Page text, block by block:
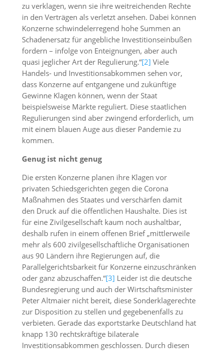
zu verklagen, wenn sie ihre weitreichenden Rechte
in den Verträgen als verletzt ansehen. Dabei können
Konzerne schwindelerregend hohe Summen an
Schadenersatz für angebliche Investitionseinbußen
fordern – infolge von Enteignungen, aber auch
quasi jeglicher Art der Regulierung.“[2] Viele
Handels- und Investitionsabkommen sehen vor,
dass Konzerne auf entgangene und zukünftige
Gewinne Klagen können, wenn der Staat
beispielsweise Märkte reguliert. Diese staatlichen
Regulierungen sind aber zwingend erforderlich, um
mit einem blauen Auge aus dieser Pandemie zu
kommen.
Genug ist nicht genug
Die ersten Konzerne planen ihre Klagen vor
privaten Schiedsgerichten gegen die Corona
Maßnahmen des Staates und verschärfen damit
den Druck auf die öffentlichen Haushalte. Dies ist
für eine Zivilgesellschaft kaum noch aushaltbar,
deshalb rufen in einem offenen Brief „mittlerweile
mehr als 600 zivilgesellschaftliche Organisationen
aus 90 Ländern ihre Regierungen auf, die
Parallelgerichtsbarkeit für Konzerne einzuschränken
oder ganz abzuschaffen.“[3] Leider ist die deutsche
Bundesregierung und auch der Wirtschaftsminister
Peter Altmaier nicht bereit, diese Sonderklagerechte
zur Disposition zu stellen und gegebenenfalls zu
verbieten. Gerade das exportstarke Deutschland hat
knapp 130 rechtskräftige bilaterale
Investitionsabkommen geschlossen. Durch diesen